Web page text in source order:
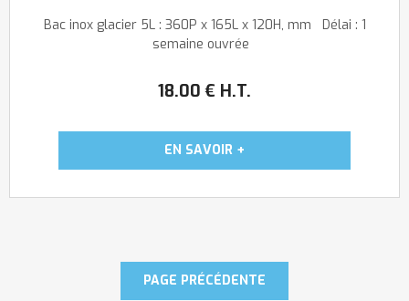
18.00 € H.T.
Bac inox glacier 5L : 360P x 165L x 120H, mm Délai : 1
semaine ouvrée